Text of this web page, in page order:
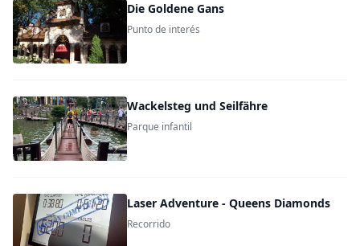
Die Goldene Gans
Punto de interés
Wackelsteg und Seilfähre
Parque infantil
Laser Adventure - Queens Diamonds
Recorrido